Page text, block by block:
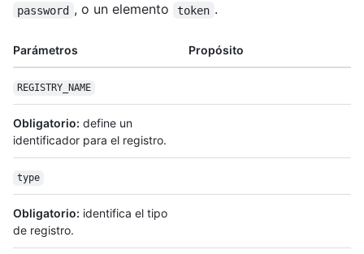
password , o un elemento token .
Parámetros Propósito
REGISTRY_NAME
Obligatorio: define un
identificador para el registro.
type
Obligatorio: identifica el tipo
de registro.